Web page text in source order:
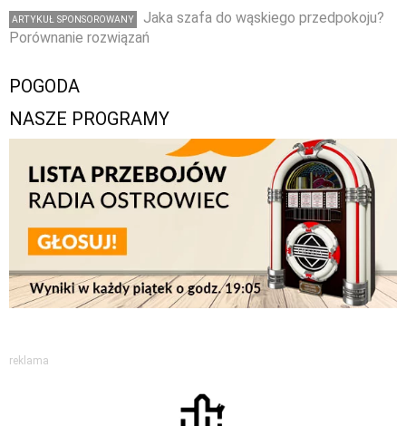
ARTYKUŁ SPONSOROWANY
Jaka szafa do wąskiego przedpokoju?
Porównanie rozwiązań
POGODA
NASZE PROGRAMY
reklama